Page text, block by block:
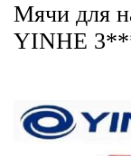
Мячи для
YINHE